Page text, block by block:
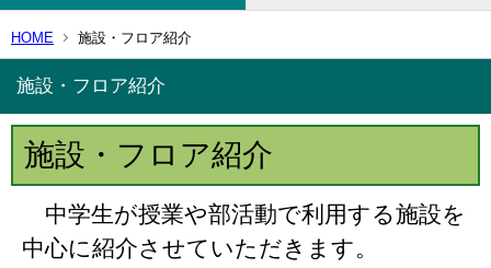
HOME 施設・フロア紹介
施設・フロア紹介
施設・フロア紹介
中学生が授業や部活動で利用する施設を
中心に紹介させていただきます。